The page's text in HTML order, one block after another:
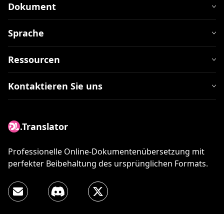
Dokument
Sprache
Ressourcen
Kontaktieren Sie uns
.Translator
Professionelle Online-Dokumentenübersetzung mit
perfekter Beibehaltung des ursprünglichen Formats.